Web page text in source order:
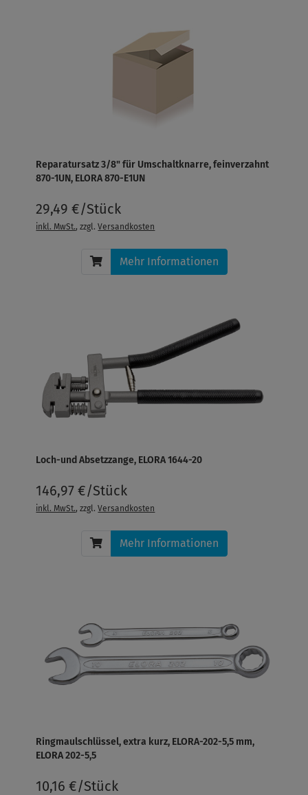
Reparatursatz 3/8" für Umschaltknarre, feinverzahnt
870-1UN, ELORA 870-E1UN
29,49 €/Stück
inkl. MwSt., zzgl.Versandkosten
Mehr Informationen
Loch-und Absetzzange, ELORA 1644-20
146,97 €/Stück
inkl. MwSt., zzgl.Versandkosten
Mehr Informationen
Ringmaulschlüssel, extra kurz, ELORA-202-5,5 mm,
ELORA 202-5,5
10,16 €/Stück